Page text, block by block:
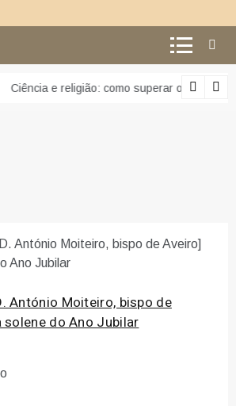
como superar o equívoco do conflito
António Moiteiro, bispo de
do Ano Jubilar